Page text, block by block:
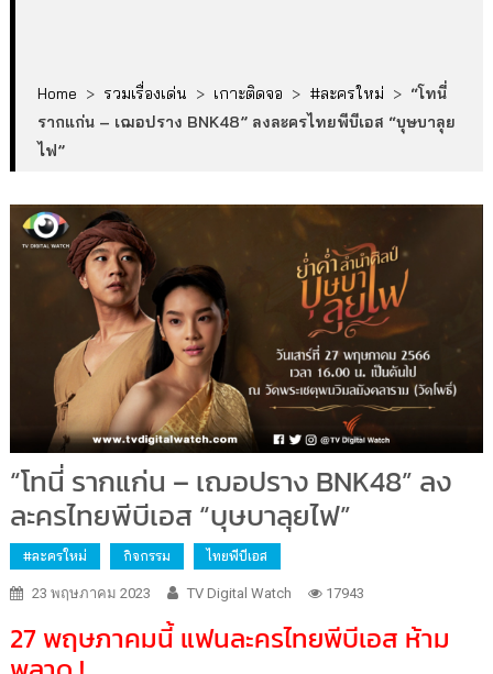
Home > รวมเรื่องเด่น > เกาะติดจอ > #ละครใหม่ > “โทนี่
รากแก่น – เฌอปราง BNK48” ลงละครไทยพีบีเอส “บุษบาลุย
ไฟ”
“โทนี่ รากแก่น – เฌอปราง BNK48” ลง
ละครไทยพีบีเอส “บุษบาลุยไฟ”
#ละครใหม่ กิจกรรม ไทยพีบีเอส
23 พฤษภาคม 2023 TV Digital Watch 17943
27 พฤษภาคมนี้ แฟนละครไทยพีบีเอส ห้าม